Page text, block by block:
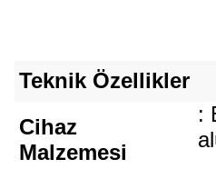
Teknik Özellikler
Cihaz
Malzemesi
: